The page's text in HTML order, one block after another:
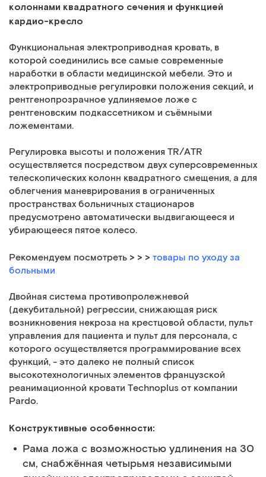
колоннами квадратного сечения и функцией
кардио-кресло
Функциональная электроприводная кровать, в
которой соединились все самые современные
наработки в области медицинской мебели. Это и
электроприводные регулировки положения секций, и
рентгенопрозрачное удлиняемое ложе с
рентгеновским подкассетником и съёмными
ложементами.
Регулировка высоты и положения TR/ATR
осуществляется посредством двух суперсовременных
телескопических колонн квадратного смещения, а для
облегчения маневрирования в ограниченных
пространствах больничных стационаров
предусмотрено автоматически выдвигающееся и
убирающееся пятое колесо.
Рекомендуем посмотреть > > > товары по уходу за
больными
Двойная система противопролежневой
(декубитальной) регрессии, снижающая риск
возникновения некроза на крестцовой области, пульт
управления для пациента и пульт для персонала, с
которого осуществляется программирование всех
функций, - это далеко не полный список
высокотехнологичных элементов французской
реанимационной кровати Technoplus от компании
Pardo.
Конструктивные особенности:
Рама ложа с возможностью удлинения на 30
см, снабжённая четырьмя независимыми